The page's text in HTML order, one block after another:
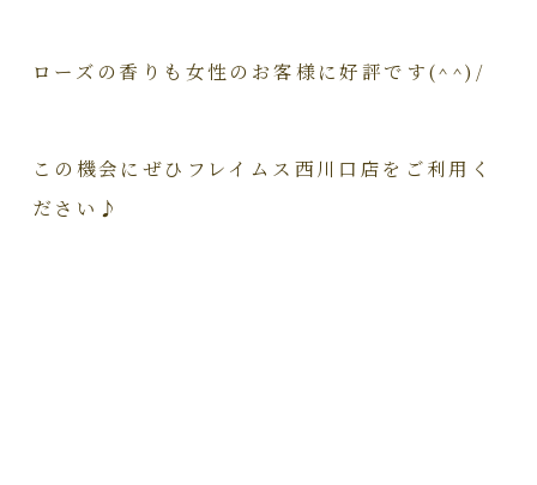
ローズの香りも女性のお客様に好評です(^^)/
この機会にぜひフレイムス西川口店をご利用く
ださい♪